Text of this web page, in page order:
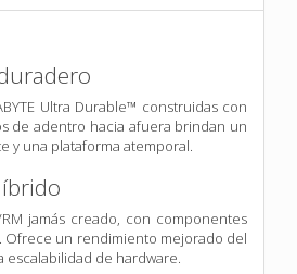
Ultra Durable™ construidas con
de adentro hacia afuera brindan un
y una plataforma atemporal.
jamás creado, con componentes
Ofrece un rendimiento mejorado del
escalabilidad de hardware.